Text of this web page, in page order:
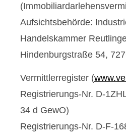
Aufsichtsbehörde:
Handelskammer
Hindenburgstraße 54,
Vermittlerregister (
Registrierungs-Nr. D-
34 d GewO)
Registrierungs-Nr. D-F-